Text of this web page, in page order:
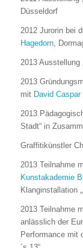
Düsseldorf
2012 Jurorin bei
Hagedorn,
2013 Ausstellung
2013
mit David Caspar
2013
Stadt“ in
Graffitikünstler
2013 Teilnahme
Kunstakademie
Klanginstallation
2013 Teilnahme
anlässlich der
Performance mit